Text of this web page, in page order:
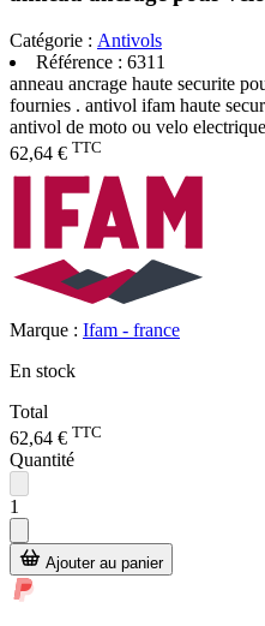
Catégorie : Antivols
Référence : 6311
anneau ancrage haute securite pour
fournies . antivol ifam haute securite a sceller pour attacher un
antivol de moto ou velo
62,64 € TTC
Marque : Ifam - france
En stock
Total
62,64 € TTC
Quantité
1
Ajouter au panier